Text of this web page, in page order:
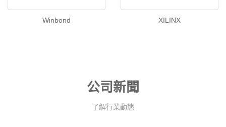
Winbond XILINX
公司新聞
了解行業動態